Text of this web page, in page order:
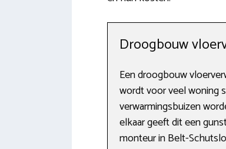
Droogbouw
Een droogbouw
wordt voor veel woning
verwarmingsbuizen
elkaar geeft dit een
monteur in Belt-